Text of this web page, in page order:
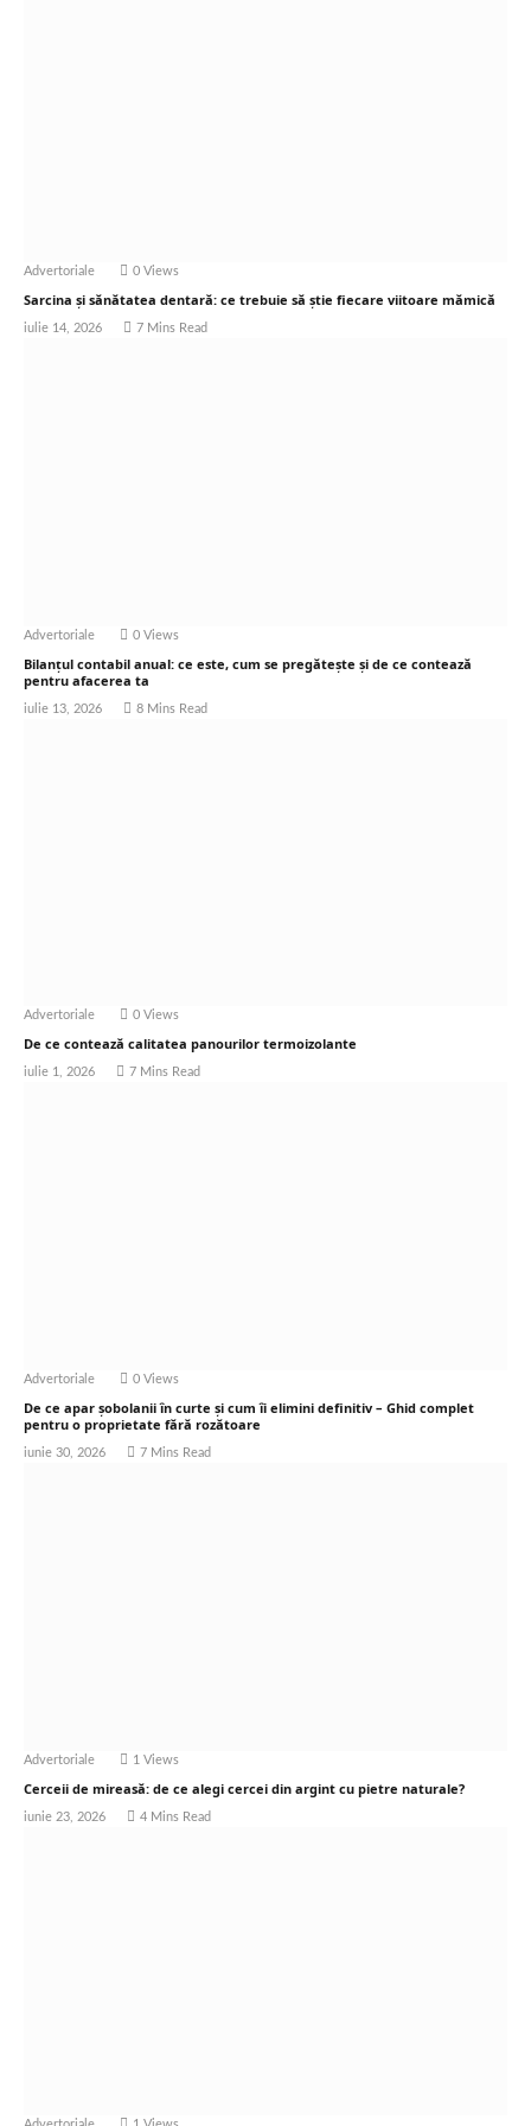
Advertoriale 0 Views
Sarcina și sănătatea dentară: ce trebuie să știe fiecare viitoare mămică
iulie 14, 2026 7 Mins Read
Advertoriale 0 Views
Bilanțul contabil anual: ce este, cum se pregătește și de ce contează
pentru afacerea ta
iulie 13, 2026 8 Mins Read
Advertoriale 0 Views
De ce contează calitatea panourilor termoizolante
iulie 1, 2026 7 Mins Read
Advertoriale 0 Views
De ce apar șobolanii în curte și cum îi elimini definitiv – Ghid complet
pentru o proprietate fără rozătoare
iunie 30, 2026 7 Mins Read
Advertoriale 1 Views
Cerceii de mireasă: de ce alegi cercei din argint cu pietre naturale?
iunie 23, 2026 4 Mins Read